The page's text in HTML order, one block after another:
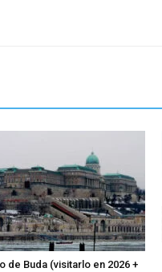
de Buda (visitarlo en 2026 +